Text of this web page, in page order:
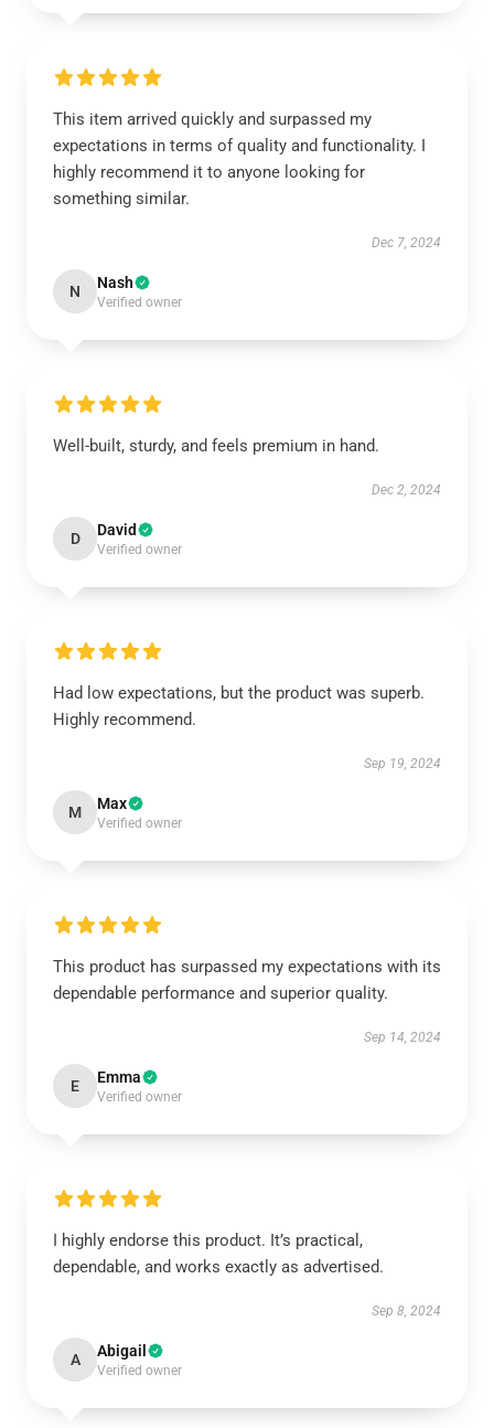
This item arrived quickly and surpassed my
expectations in terms of quality and functionality. I
highly recommend it to anyone looking for
something similar.
Dec 7, 2024
N Nash
Verified owner
Well-built, sturdy, and feels premium in hand.
Dec 2, 2024
D David
Verified owner
Had low expectations, but the product was superb.
Highly recommend.
Sep 19, 2024
M Max
Verified owner
This product has surpassed my expectations with its
dependable performance and superior quality.
Sep 14, 2024
E Emma
Verified owner
I highly endorse this product. It’s practical,
dependable, and works exactly as advertised.
Sep 8, 2024
A Abigail
Verified owner